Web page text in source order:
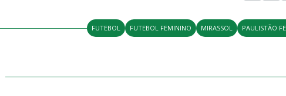
o
FUTEBOL FUTEBOL FEMININO MIRASSOL PAULISTÃO